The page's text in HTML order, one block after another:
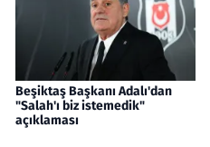
Beşiktaş Başkanı Adalı'dan
"Salah'ı biz istemedik"
açıklaması